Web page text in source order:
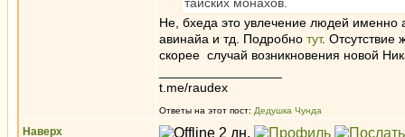
Не, бхеда это увлечение людей
авинайа и тд. Подробно тут. Отсутствие
скорее случай возникновения новой
t.me/raudex
Ответы на этот пост: Дедушка Чунда
Наверх